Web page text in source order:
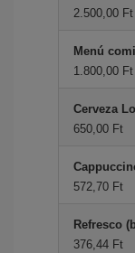
2.500,00 Ft
Menú
1.800,00 Ft
Cerveza
650,00 Ft
572,70 Ft
Refresco
376,44 Ft